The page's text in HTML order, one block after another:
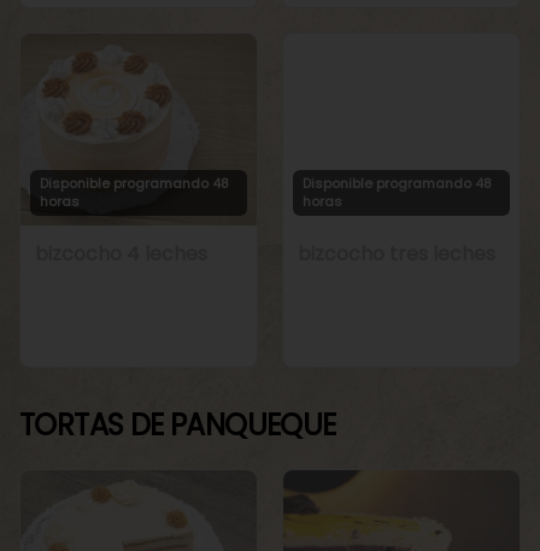
Disponible programando 48
horas
Disponible programando 48
horas
TORTAS DE PANQUEQUE